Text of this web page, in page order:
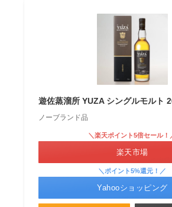
遊佐蒸溜所 YUZA シングルモルト
ノーブランド品
＼楽天ポイント5倍セール！
楽天市場
＼ポイント5%還元！／
Yahooショッピング